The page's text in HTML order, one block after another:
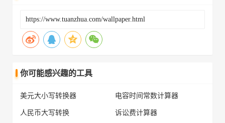
你可能感兴趣的工具
美元大小写转换器
电容时间常数计算器
人民币大写转换
诉讼费计算器